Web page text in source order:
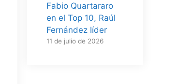
Fabio Quartararo
en el Top 10, Raúl
Fernández líder
11 de julio de 2026